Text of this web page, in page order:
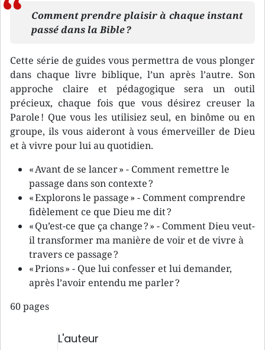
Comment prendre plaisir à chaque instant
passé dans la Bible ?
Cette série de guides vous permettra de vous plonger
dans chaque livre biblique, l’un après l’autre. Son
approche claire et pédagogique sera un outil
précieux, chaque fois que vous désirez creuser la
Parole ! Que vous les utilisiez seul, en binôme ou en
groupe, ils vous aideront à vous émerveiller de Dieu
et à vivre pour lui au quotidien.
« Avant de se lancer » - Comment remettre le
passage dans son contexte ?
« Explorons le passage » - Comment comprendre
fidèlement ce que Dieu me dit ?
« Qu’est-ce que ça change ? » - Comment Dieu veut-
il transformer ma manière de voir et de vivre à
travers ce passage ?
« Prions » - Que lui confesser et lui demander,
après l’avoir entendu me parler ?
60 pages
L'auteur